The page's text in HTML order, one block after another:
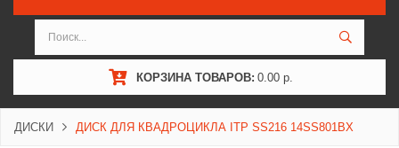
КОРЗИНА ТОВАРОВ: 0.00 р.
ДИСКИ ДИСК ДЛЯ КВАДРОЦИКЛА ITP SS216 14SS801BX